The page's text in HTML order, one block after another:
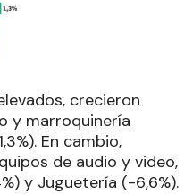
crecieron
y marroquinería
En cambio,
de audio y video,
y Juguetería (-6,6%).